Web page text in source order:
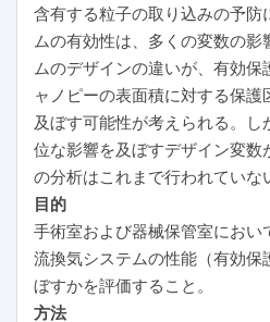
含有する粒子の取り込みの予防
ムの有効性は、多くの変数の
ムのデザインの違いが、有効
ャノピーの表面積に対する保
及ぼす可能性が考えられる。
位な影響を及ぼすデザイン変数
の分析はこれまで行われていな
目的
手術室および器械保管室にお
流換気システムの性能（有効保
ぼすかを評価すること。
方法